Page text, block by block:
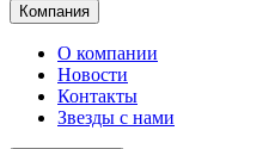
Компания
О компании
Новости
Контакты
Звезды с нами